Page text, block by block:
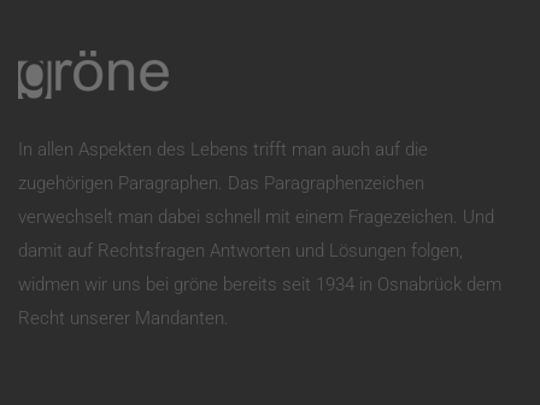
In allen Aspekten des Lebens trifft man auch auf die
zugehörigen Paragraphen. Das Paragraphenzeichen
verwechselt man dabei schnell mit einem Fragezeichen. Und
damit auf Rechtsfragen Antworten und Lösungen folgen,
widmen wir uns bei gröne bereits seit 1934 in Osnabrück dem
Recht unserer Mandanten.